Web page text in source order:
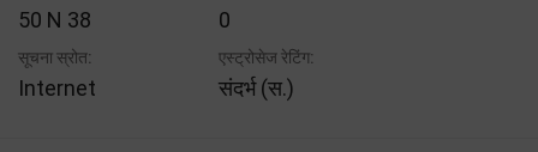
50 N 38 0
सूचना स्रोत:
Internet
एस्ट्रोसेज रेटिंग:
संदर्भ (स.)